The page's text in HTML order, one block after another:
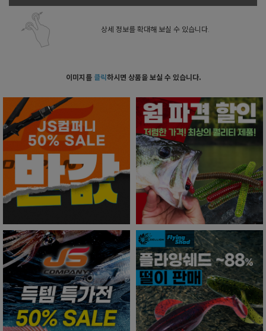
상세 정보를 확대해 보실 수 있습니다.
이미지를 클릭하시면 상품을 보실 수 있습니다.